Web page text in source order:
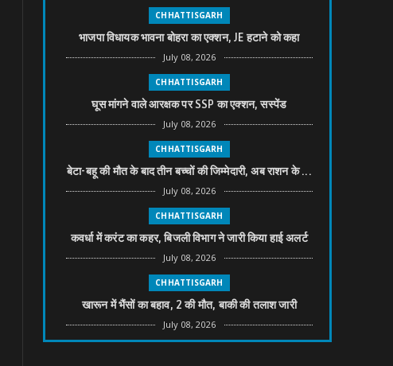
CHHATTISGARH
भाजपा विधायक भावना बोहरा का एक्शन, JE हटाने को कहा
July 08, 2026
CHHATTISGARH
घूस मांगने वाले आरक्षक पर SSP का एक्शन, सस्पेंड
July 08, 2026
CHHATTISGARH
बेटा-बहू की मौत के बाद तीन बच्चों की जिम्मेदारी, अब राशन के ...
July 08, 2026
CHHATTISGARH
कवर्धा में करंट का कहर, बिजली विभाग ने जारी किया हाई अलर्ट
July 08, 2026
CHHATTISGARH
खारून में भैंसों का बहाव, 2 की मौत, बाकी की तलाश जारी
July 08, 2026